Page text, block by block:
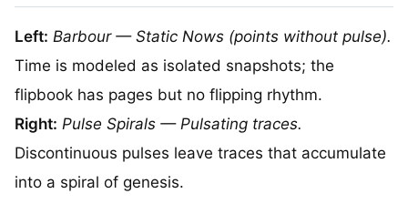
Left: Barbour — Static Nows (points without pulse).
Time is modeled as isolated snapshots; the
flipbook has pages but no flipping rhythm.
Right: Pulse Spirals — Pulsating traces.
Discontinuous pulses leave traces that accumulate
into a spiral of genesis.